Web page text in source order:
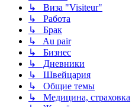
↳ Виза "Visiteur"
↳ Работа
↳ Брак
↳ Au pair
↳ Бизнес
↳ Дневники
↳ Швейцария
↳ Общие темы
↳ Медицина, страховка